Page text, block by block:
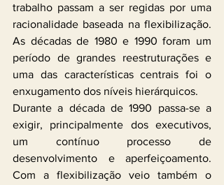
trabalho passam a ser regidas por uma
racionalidade baseada na flexibilização.
As décadas de 1980 e 1990 foram um
período de grandes reestruturações e
uma das características centrais foi o
enxugamento dos níveis hierárquicos.
Durante a década de 1990 passa-se a
exigir, principalmente dos executivos,
um contínuo processo de
desenvolvimento e aperfeiçoamento.
Com a flexibilização veio também o